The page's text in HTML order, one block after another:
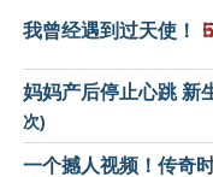
我曾经遇到过天使！
妈妈产后停止心跳 新
次)
一个撼人视频！传奇